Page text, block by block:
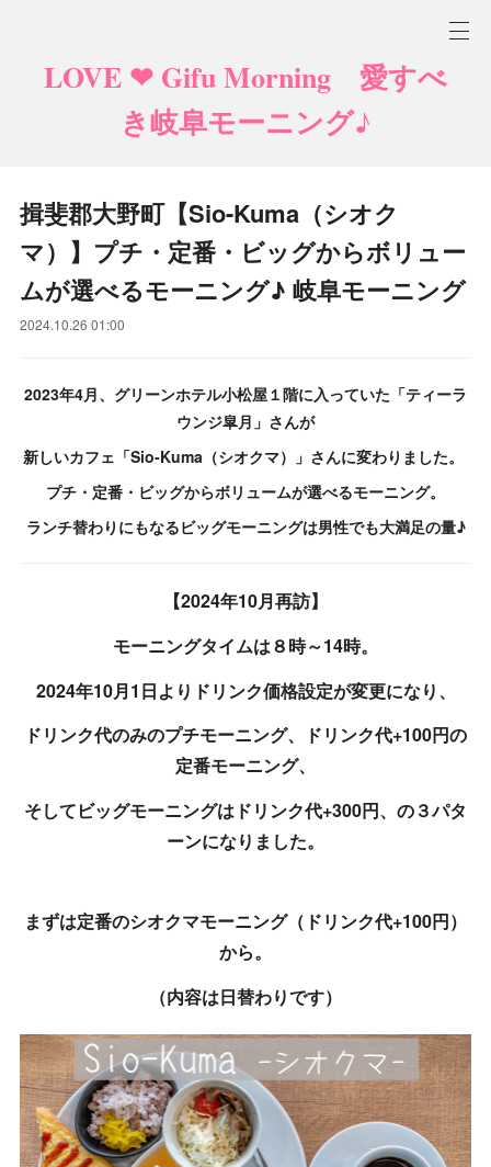
LOVE ❤ Gifu Morning 愛すべ
き岐阜モーニング♪
揖斐郡大野町【Sio-Kuma（シオク
マ）】プチ・定番・ビッグからボリュー
ムが選べるモーニング♪ 岐阜モーニング
2024.10.26 01:00
2023年4月、グリーンホテル小松屋１階に入っていた「ティーラ
ウンジ皐月」さんが
新しいカフェ「Sio-Kuma（シオクマ）」さんに変わりました。
プチ・定番・ビッグからボリュームが選べるモーニング。
ランチ替わりにもなるビッグモーニングは男性でも大満足の量♪
【2024年10月再訪】
モーニングタイムは８時～14時。
2024年10月1日よりドリンク価格設定が変更になり、
ドリンク代のみのプチモーニング、ドリンク代+100円の
定番モーニング、
そしてビッグモーニングはドリンク代+300円、の３パタ
ーンになりました。
まずは定番のシオクマモーニング（ドリンク代+100円）
から。
（内容は日替わりです）